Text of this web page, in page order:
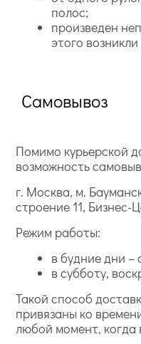
полос;
произведен
этого
Самовывоз
Помимо курьерской
возможность
г. Москва, м.
строение 11,
Режим работы:
в будние дни –
в субботу,
Такой способ
привязаны ко
любой момент, когда